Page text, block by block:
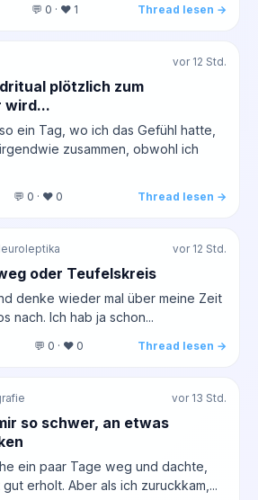
💬 0 · ❤️ 1 Thread lesen →
vor 12 Std.
plötzlich zum
wird...
ein Tag, wo ich das Gefühl hatte,
zusammen, obwohl ich
💬 0 · ❤️ 0 Thread lesen →
vor 12 Std.
oder Teufelskreis
denke wieder mal über meine Zeit
nach. Ich hab ja schon...
💬 0 · ❤️ 0 Thread lesen →
vor 13 Std.
so schwer, an etwas
ein paar Tage weg und dachte,
erholt. Aber als ich zuruckkam,...